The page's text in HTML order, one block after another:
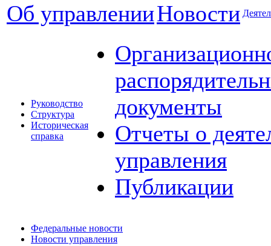
Об управленииНовости
Руководство
Структура
Историческая
справка
документы
Отчеты о
управления
Публикации
Федеральные новости
Новости управления